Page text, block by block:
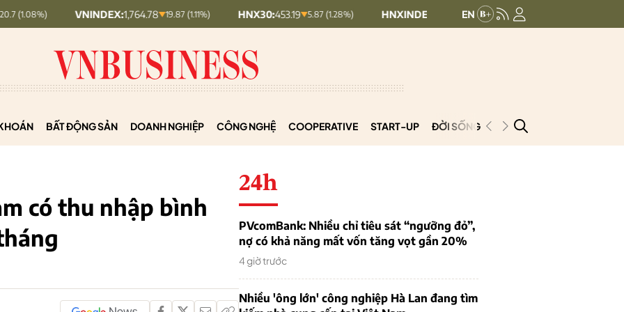
VNINDEX: 1,764.78 19.87 (1.11%) HNX30: 453.19 5.87 (1.28%) HNXINDEX:292.64 8.56 (2.84%) UPCOMINDEX:
BẤT ĐỘNG SẢN DOANH NGHIỆP CÔNG NGHỆ COOPERATIVE START-UP ĐỜI SỐNG PODCAST
có thu nhập bình
24h
PVcomBank: Nhiều chỉ tiêu sát “ngưỡng đỏ”,
nợ có khả năng mất vốn tăng vọt gần 20%
4 giờ trước
Nhiều 'ông lớn' công nghiệp Hà Lan đang tìm